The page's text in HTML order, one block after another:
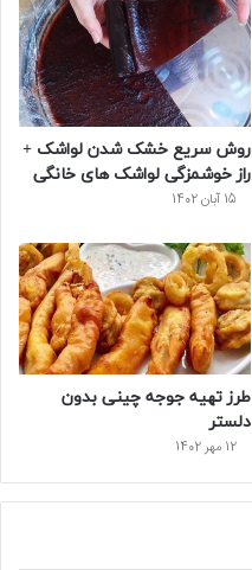
ر
ی
س
ت
و
ب
ر
س
روش سریع خشک شدن لواشک +
راز خوشمزگی لواشک های خانگی
15 آبان 1402
طرز تهیه جوجه چینی بدون
دلستر
12 مهر 1402